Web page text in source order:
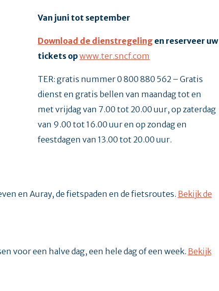
Van juni tot september
Download de dienstregeling en reserveer uw
tickets opwww.ter.sncf.com
TER: gratis nummer 0 800 880 562 – Gratis
dienst en gratis bellen van maandag tot en
met vrijdag van 7.00 tot 20.00 uur, op zaterdag
van 9.00 tot 16.00 uur en op zondag en
feestdagen van 13.00 tot 20.00 uur.
en Auray, de fietspaden en de fietsroutes. Bekijk de
voor een halve dag, een hele dag of een week. Bekijk